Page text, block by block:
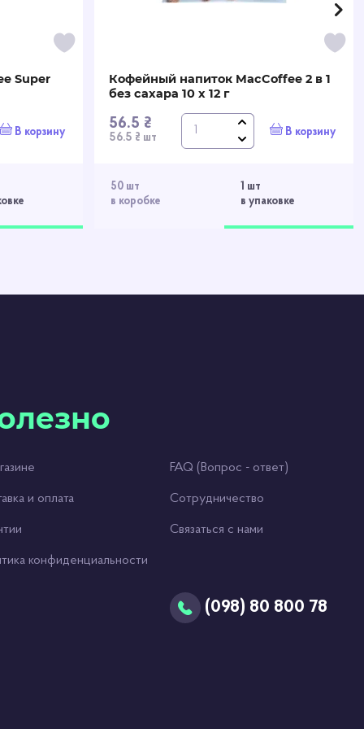
Super
В корзину
50 шт
в коробке
1 шт
в упаковке
Кофейный напиток MacCoffee 2 в 1
без сахара 10 х 12 г
56.5 ₴
56.5 ₴ шт В корзину
FAQ (Вопрос - ответ)
и оплата Сотрудничество
Связаться с нами
конфиденциальности
(098) 80 800 78